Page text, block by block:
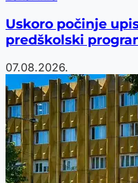
Uskoro počinje
predškolski
07.08.2026.